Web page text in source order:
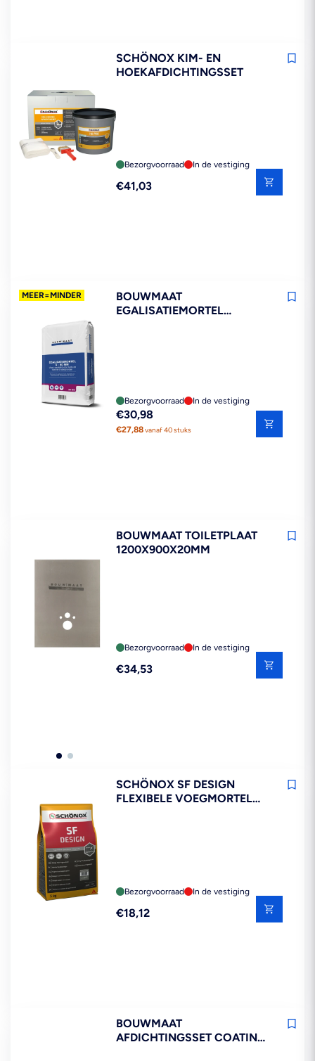
SCHÖNOX KIM- EN
HOEKAFDICHTINGSSET
Bezorgvoorraad In de vestiging
Reguliere
€41,03
MEER=MINDER
BOUWMAAT
EGALISATIEMORTEL
Bezorgvoorraad In de vestiging
Reguliere
prijs
€30,98
€27,88vanaf 40 stuks
BOUWMAAT TOILETPLAAT
1200X900X20MM
Bezorgvoorraad In de vestiging
Reguliere
€34,53
SCHÖNOX SF DESIGN
FLEXIBELE VOEGMORTEL
Bezorgvoorraad In de vestiging
Reguliere
€18,12
BOUWMAAT
AFDICHTINGSSET COATING